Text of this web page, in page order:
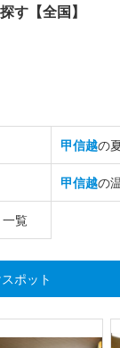
す【全国】
甲信越の
甲信越の
覧
ポット